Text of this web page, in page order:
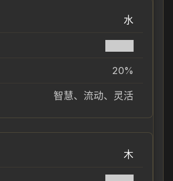
水
20%
智慧、流动、灵活
木